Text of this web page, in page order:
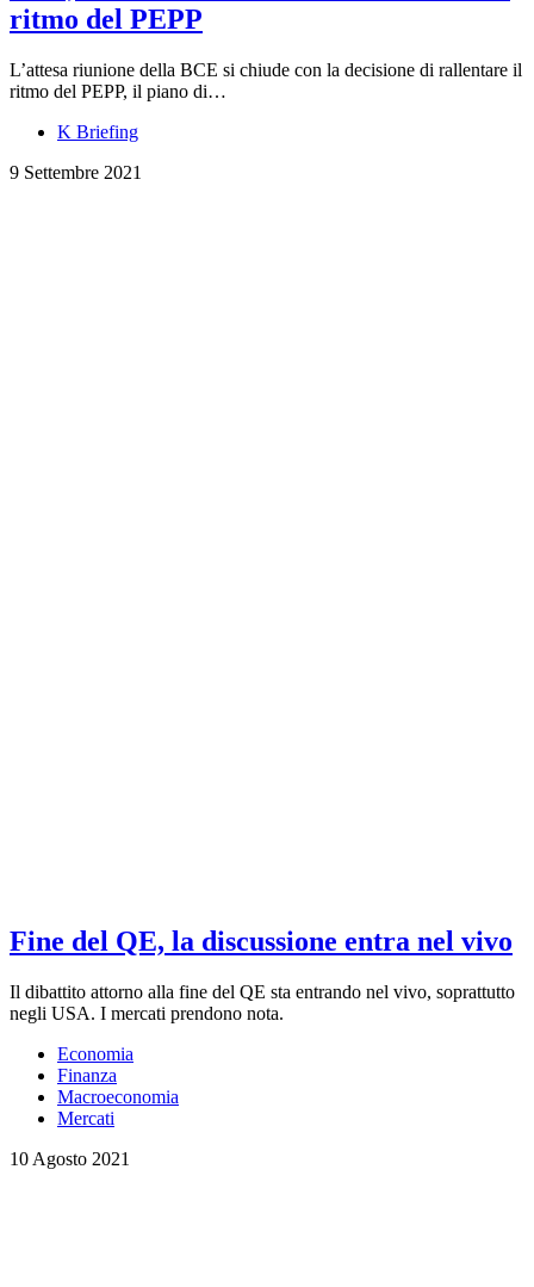
ritmo del PEPP
L’attesa riunione della BCE si chiude con la decisione di rallentare il
ritmo del PEPP, il piano di…
K Briefing
9 Settembre 2021
Fine del QE, la discussione entra nel vivo
Il dibattito attorno alla fine del QE sta entrando nel vivo, soprattutto
negli USA. I mercati prendono nota.
Economia
Finanza
Macroeconomia
Mercati
10 Agosto 2021